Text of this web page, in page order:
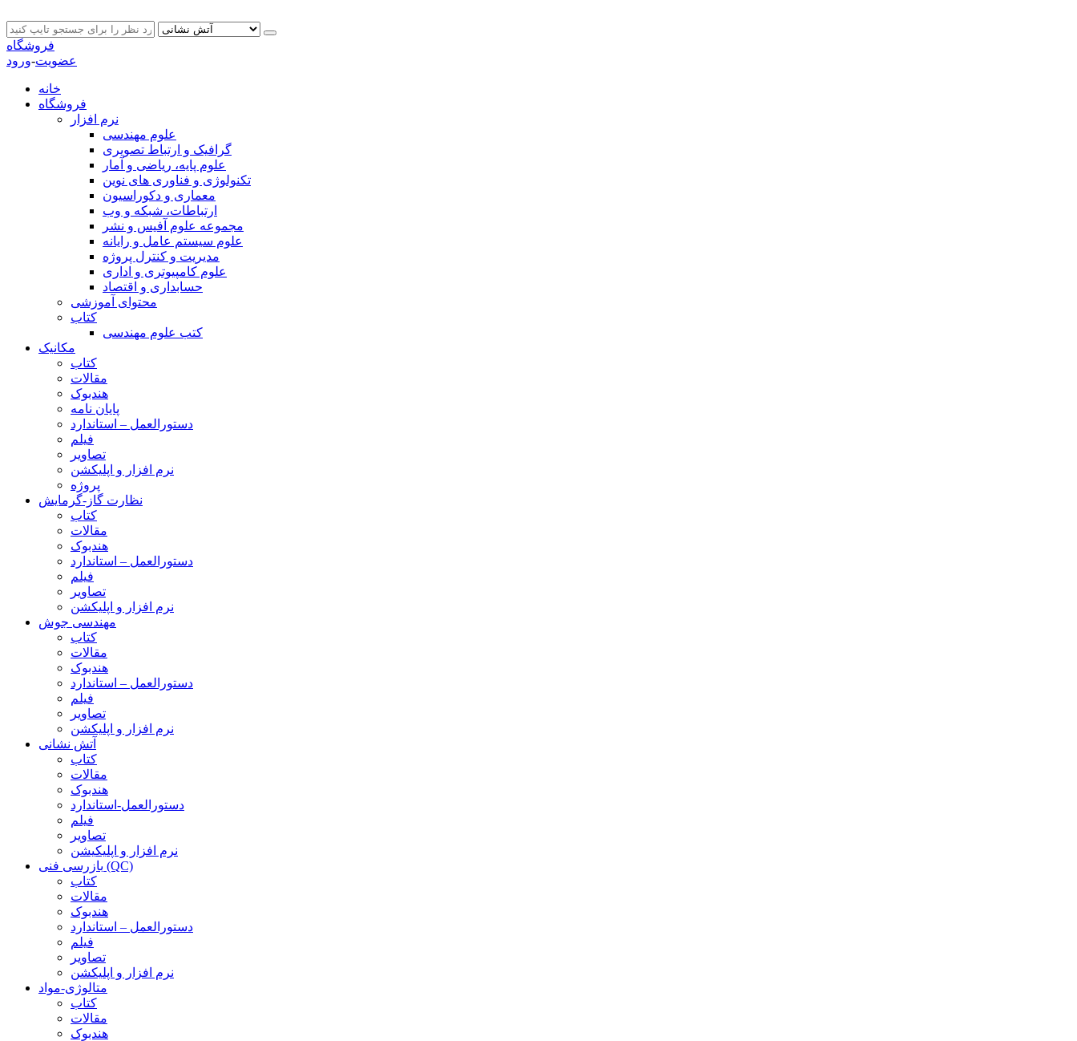
فروشگاه
عضویت-ورود
خانه
فروشگاه
نرم افزار
علوم مهندسی
گرافیک و ارتباط تصویری
علوم پایه، ریاضی و آمار
تکنولوژی و فناوری های نوین
معماری و دکوراسیون
ارتباطات، شبکه و وب
مجموعه علوم آفیس و نشر
علوم سیستم عامل و رایانه
مدیریت و کنترل پروژه
علوم کامپیوتری و اداری
حسابداری و اقتصاد
محتوای آموزشی
کتاب
کتب علوم مهندسی
مکانیک
کتاب
مقالات
هندبوک
پایان نامه
دستورالعمل – استاندارد
فیلم
تصاویر
نرم افزار و اپلیکشن
پروژه
نظارت گاز-گرمایش
کتاب
مقالات
هندبوک
دستورالعمل – استاندارد
فیلم
تصاویر
نرم افزار و اپلیکشن
مهندسی جوش
کتاب
مقالات
هندبوک
دستورالعمل – استاندارد
فیلم
تصاویر
نرم افزار و اپلیکشن
آتش نشانی
کتاب
مقالات
هندبوک
دستورالعمل-استاندارد
فیلم
تصاویر
نرم افزار و اپلیکیشن
بازرسی فنی (QC)
کتاب
مقالات
هندبوک
دستورالعمل – استاندارد
فیلم
تصاویر
نرم افزار و اپلیکشن
متالوژی-مواد
کتاب
مقالات
هندبوک